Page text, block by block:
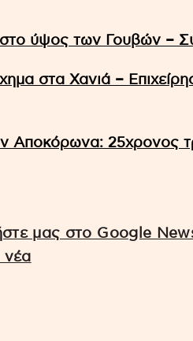
ύψος των Γουβών –
στα Χανιά –
Αποκόρωνα: 25χρονος
μας στο Google
νέα